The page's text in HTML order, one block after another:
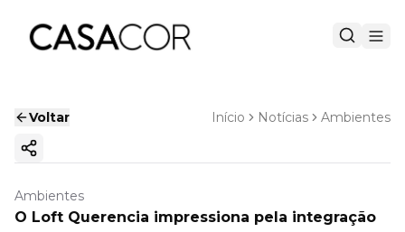
Voltar Início Notícias Ambientes
Copiar link
Ambientes
O Loft Querencia impressiona pela integração